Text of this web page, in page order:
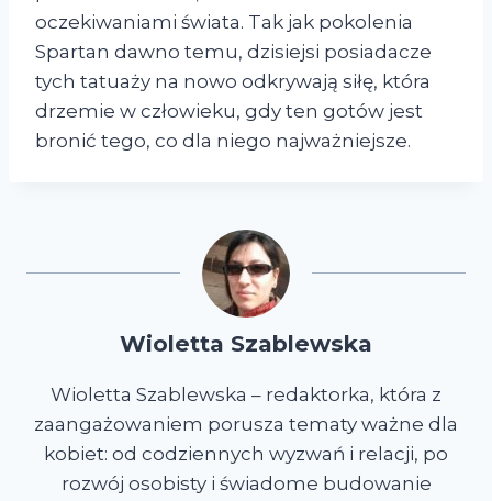
oczekiwaniami świata. Tak jak pokolenia
Spartan dawno temu, dzisiejsi posiadacze
tych tatuaży na nowo odkrywają siłę, która
drzemie w człowieku, gdy ten gotów jest
bronić tego, co dla niego najważniejsze.
Wioletta Szablewska
Wioletta Szablewska – redaktorka, która z
zaangażowaniem porusza tematy ważne dla
kobiet: od codziennych wyzwań i relacji, po
rozwój osobisty i świadome budowanie